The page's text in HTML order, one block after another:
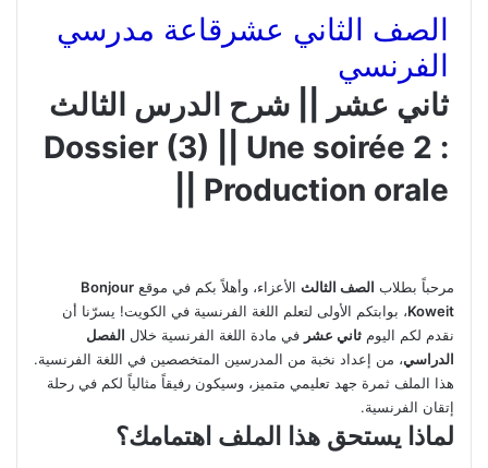
الصف الثاني عشر قاعة مدرسي
الفرنسي
ثاني عشر || شرح الدرس الثالث
: 2 Dossier (3) || Une soirée
|| Production orale
مرحباً بطلاب الصف الثالث الأعزاء، وأهلاً بكم في موقع Bonjour
Koweit، بوابتكم الأولى لتعلم اللغة الفرنسية في الكويت! يسرّنا أن
نقدم لكم اليوم ثاني عشر في مادة اللغة الفرنسية خلال الفصل
الدراسي، من إعداد نخبة من المدرسين المتخصصين في اللغة الفرنسية.
هذا الملف ثمرة جهد تعليمي متميز، وسيكون رفيقاً مثالياً لكم في رحلة
إتقان الفرنسية.
لماذا يستحق هذا الملف اهتمامك؟